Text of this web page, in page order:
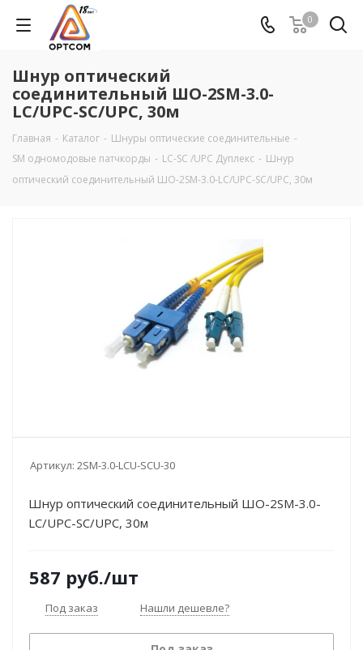
0
Шнур оптический
соединительный ШО-2SM-3.0-
LC/UPC-SC/UPC, 30м
Главная - Каталог - Шнуры оптические соединительные -
SM одномодовые патчкорды - LC-SC /UPC Дуплекс - Шнур
оптический соединительный ШО-2SM-3.0-LC/UPC-SC/UPC, 30м
Артикул: 2SM-3.0-LCU-SCU-30
Шнур оптический соединительный ШО-2SM-3.0-
LC/UPC-SC/UPC, 30м
587 руб./шт
Под заказ Нашли дешевле?